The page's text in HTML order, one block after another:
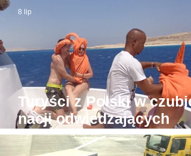
Turyści z Polski w czubie
nacji odwiedzających
Hurghadę
8 lip